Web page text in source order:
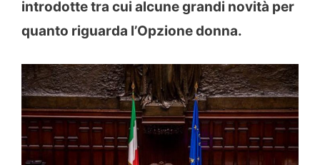
introdotte tra cui alcune grandi novità per
quanto riguarda l’Opzione donna.